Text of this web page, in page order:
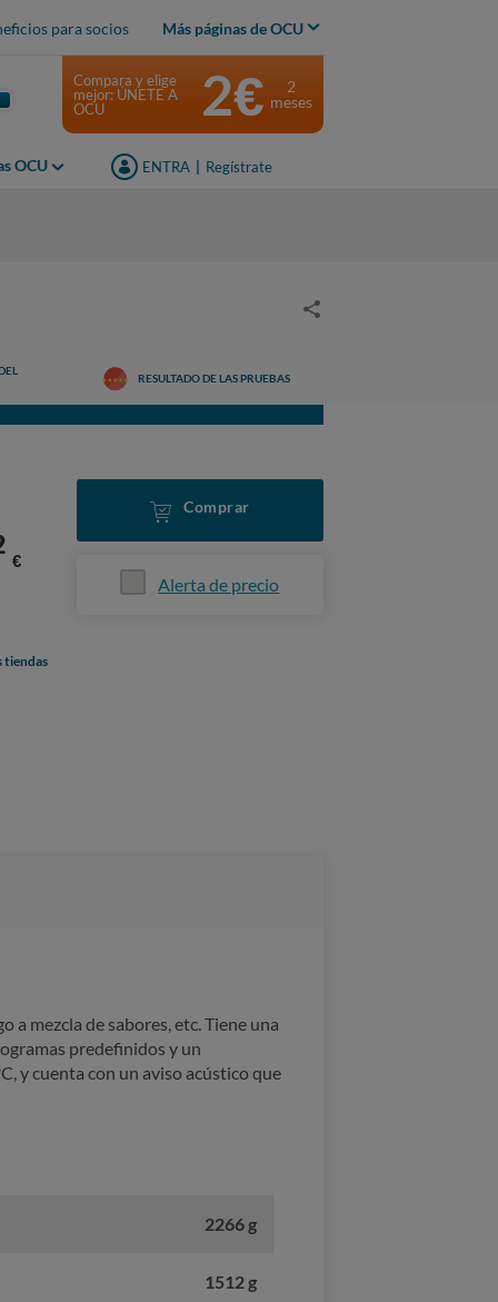
para socios Más páginas de OCU
OCU ENTRA Regístrate
Compara y elige
mejor: ÚNETE A
OCU
2€
2
meses
RESULTADO DE LAS PRUEBAS
€
Comprar
Alerta de precio
tiendas
mezcla de sabores, etc. Tiene una
predefinidos y un
y cuenta con un aviso acústico que
2266 g
1512 g